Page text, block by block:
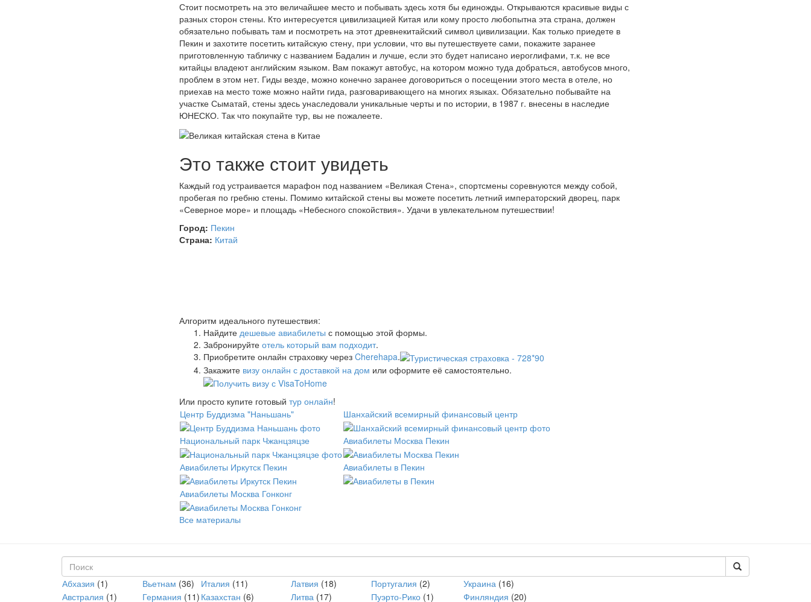
Стоит посмотреть на это величайшее место и побывать здесь хотя бы единожды. Открываются красивые виды с
разных сторон стены. Кто интересуется цивилизацией Китая или кому просто любопытна эта страна, должен
обязательно побывать там и посмотреть на этот древнекитайский символ цивилизации. Как только приедете в
Пекин и захотите посетить китайскую стену, при условии, что вы путешествуете сами, покажите заранее
приготовленную табличку с названием Бадалин и лучше, если это будет написано иероглифами, т.к. не все
китайцы владеют английским языком. Вам покажут автобус, на котором можно туда добраться, автобусов много,
проблем в этом нет. Гиды везде, можно конечно заранее договориться о посещении этого места в отеле, но
приехав на место тоже можно найти гида, разговаривающего на многих языках. Обязательно побывайте на
участке Сыматай, стены здесь унаследовали уникальные черты и по истории, в 1987 г. внесены в наследие
ЮНЕСКО. Так что покупайте тур, вы не пожалеете.
Это также стоит увидеть
Каждый год устраивается марафон под названием «Великая Стена», спортсмены соревнуются между собой,
пробегая по гребню стены. Помимо китайской стены вы можете посетить летний императорский дворец, парк
«Северное море» и площадь «Небесного спокойствия». Удачи в увлекательном путешествии!
Город: Пекин
Страна: Китай
Алгоритм идеального путешествия:
Найдите дешевые авиабилеты с помощью этой формы.
Забронируйте отель который вам подходит.
Приобретите онлайн страховку через Cherehapa.
Закажите визу онлайн с доставкой на дом или оформите её самостоятельно.
Или просто купите готовый тур онлайн!
Центр Буддизма "Наньшань"
Шанхайский всемирный финансовый центр
Национальный парк Чжанцзяцзе Авиабилеты Москва Пекин
Авиабилеты Иркутск Пекин Авиабилеты в Пекин
Авиабилеты Москва Гонконг
Все материалы
Форма поиска
Поиск
Абхазия (1) Вьетнам (36) Италия (11) Латвия (18) Португалия (2) Украина (16)
Австралия (1) Германия (11) Казахстан (6) Литва (17) Пуэрто-Рико (1) Финляндия (20)